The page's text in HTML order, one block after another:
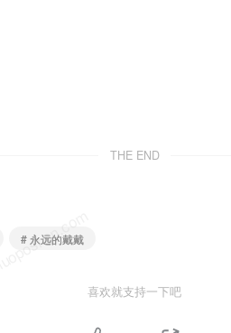
luoposhan.com
THE END
# 永远的戴戴
喜欢就支持一下吧